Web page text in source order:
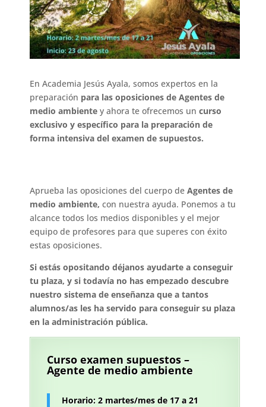
En Academia Jesús Ayala, somos expertos en la
preparación para las oposiciones de Agentes de
medio ambientey ahora te ofrecemos uncurso
exclusivo y específico para la preparación de
forma intensiva del examen de supuestos.
Aprueba las oposiciones del cuerpo deAgentes de
medio ambiente,con nuestra ayuda. Ponemos a tu
alcance todos los medios disponibles y el mejor
equipo de profesores para que superes con éxito
estas oposiciones.
Si estás opositando déjanos ayudarte a conseguir
tu plaza, y si todavía no has empezado descubre
nuestro sistema de enseñanza que a tantos
alumnos/as les ha servido para conseguir su plaza
en la administración pública.
Curso examen supuestos –
Agente de medio ambiente
Horario: 2 martes/mes de 17 a 21